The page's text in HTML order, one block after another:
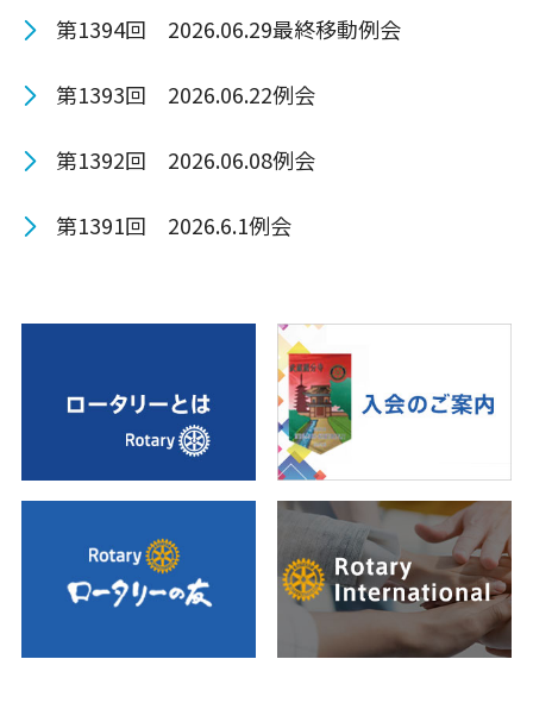
第1394回 2026.06.29最終移動例会
第1393回 2026.06.22例会
第1392回 2026.06.08例会
第1391回 2026.6.1例会